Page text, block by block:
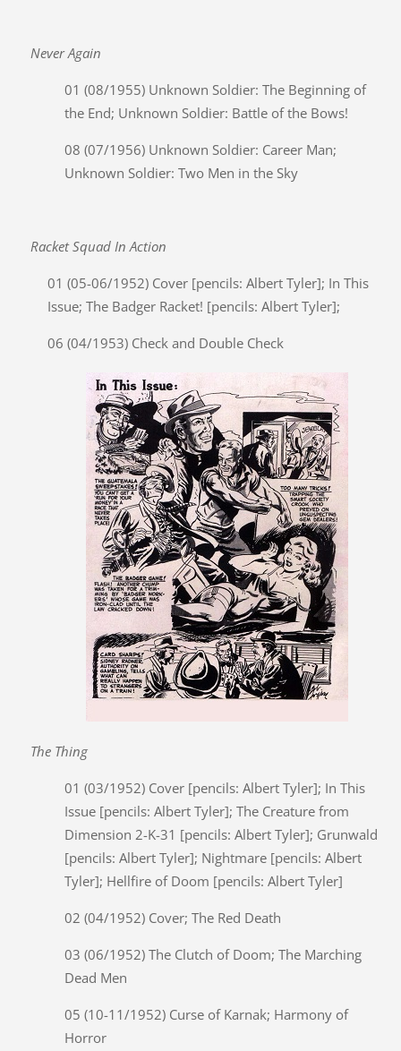
Never Again
01 (08/1955) Unknown Soldier: The Beginning of
the End; Unknown Soldier: Battle of the Bows!
08 (07/1956) Unknown Soldier: Career Man;
Unknown Soldier: Two Men in the Sky
Racket Squad In Action
01 (05-06/1952) Cover [pencils: Albert Tyler]; In This
Issue; The Badger Racket! [pencils: Albert Tyler];
06 (04/1953) Check and Double Check
The Thing
01 (03/1952) Cover [pencils: Albert Tyler]; In This
Issue [pencils: Albert Tyler]; The Creature from
Dimension 2-K-31 [pencils: Albert Tyler]; Grunwald
[pencils: Albert Tyler]; Nightmare [pencils: Albert
Tyler]; Hellfire of Doom [pencils: Albert Tyler]
02 (04/1952) Cover; The Red Death
03 (06/1952) The Clutch of Doom; The Marching
Dead Men
05 (10-11/1952) Curse of Karnak; Harmony of
Horror